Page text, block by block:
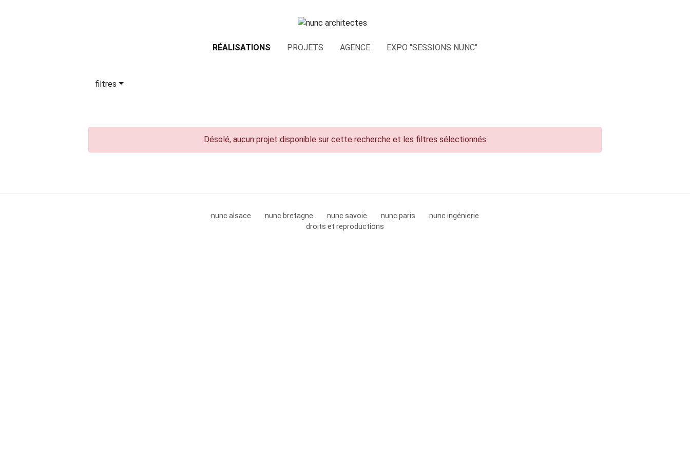
RÉALISATIONS PROJETS AGENCE EXPO "SESSIONS NUNC"
filtres
Désolé, aucun projet disponible sur cette recherche et les filtres sélectionnés
nunc alsace nunc bretagne nunc savoie nunc paris
nunc ingénierie
droits et reproductions